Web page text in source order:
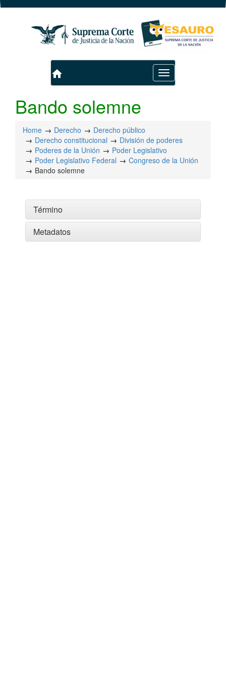
Toggle
navigation
home
Bando solemne
Home Derecho
Derecho público
Derecho constitucional
División de poderes
Poderes de la Unión
Poder Legislativo
Poder Legislativo Federal
Congreso de la Unión
Bando solemne
Término
Metadatos